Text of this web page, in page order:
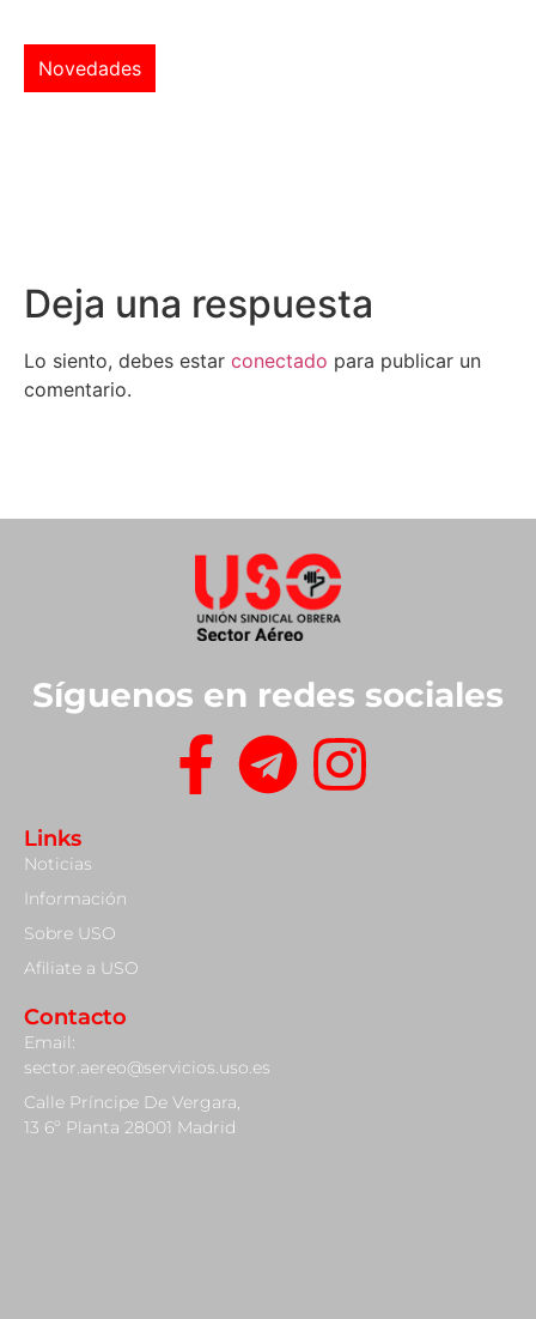
Novedades
Deja una respuesta
Lo siento, debes estar conectado para publicar un
comentario.
Síguenos en redes sociales
Links
Noticias
Información
Sobre USO
Afiliate a USO
Contacto
Email:
sector.aereo@servicios.uso.es
Calle Príncipe De Vergara,
13 6º Planta 28001 Madrid